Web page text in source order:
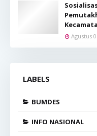
Agustus
LABELS
BUMDES
INFO NASIONAL